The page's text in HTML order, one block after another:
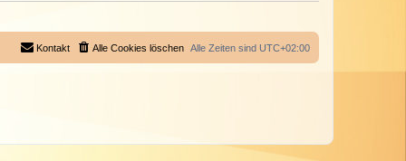
Alle Zeiten sind UTC+02:00
Alle Cookies löschen
Kontakt